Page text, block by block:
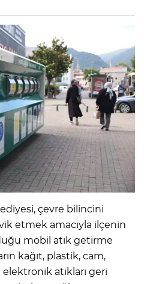
çevre bilincini
etmek amacıyla ilçenin
mobil atık getirme
kağıt, plastik, cam,
atıkları geri